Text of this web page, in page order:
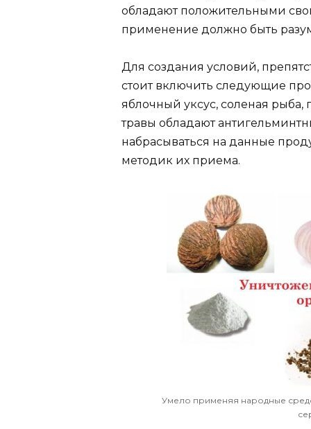
обладают положительными
применение должно быть
Для создания условий,
стоит включить следующие
яблочный уксус, соленая рыба,
травы обладают
набрасываться на данные
методик их приема.
Умело применяя народные